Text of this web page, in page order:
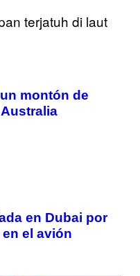
montón de
en Dubai por
el avión